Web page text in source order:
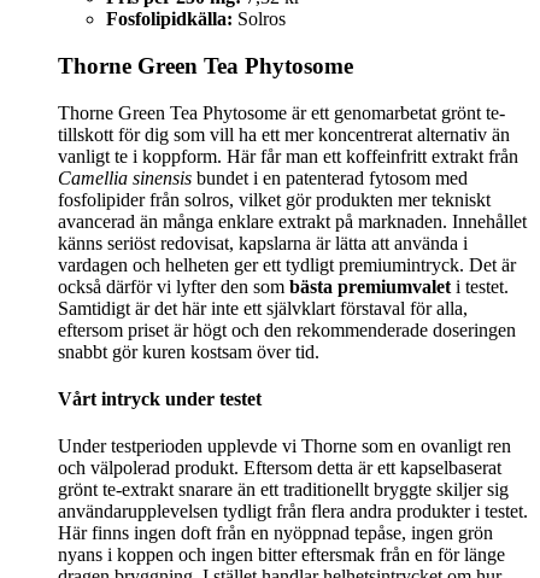
Fosfolipidkälla: Solros
Thorne Green Tea Phytosome
Thorne Green Tea Phytosome är ett genomarbetat grönt te-
tillskott för dig som vill ha ett mer koncentrerat alternativ än
vanligt te i koppform. Här får man ett koffeinfritt extrakt från
Camellia sinensis bundet i en patenterad fytosom med
fosfolipider från solros, vilket gör produkten mer tekniskt
avancerad än många enklare extrakt på marknaden. Innehållet
känns seriöst redovisat, kapslarna är lätta att använda i
vardagen och helheten ger ett tydligt premiumintryck. Det är
också därför vi lyfter den som bästa premiumvalet i testet.
Samtidigt är det här inte ett självklart förstaval för alla,
eftersom priset är högt och den rekommenderade doseringen
snabbt gör kuren kostsam över tid.
Vårt intryck under testet
Under testperioden upplevde vi Thorne som en ovanligt ren
och välpolerad produkt. Eftersom detta är ett kapselbaserat
grönt te-extrakt snarare än ett traditionellt bryggte skiljer sig
användarupplevelsen tydligt från flera andra produkter i testet.
Här finns ingen doft från en nyöppnad tepåse, ingen grön
nyans i koppen och ingen bitter eftersmak från en för länge